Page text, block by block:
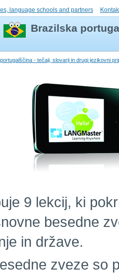
language schools and partners
Brazilska
- tečaji, slovarji in drugi jezikovni
9 lekcij, ki
besedne
in države.
zveze so